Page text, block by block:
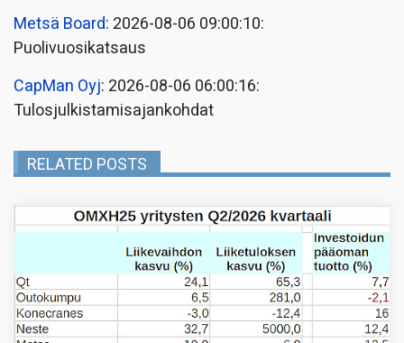
Metsä Board: 2026-08-06 09:00:10:
Puolivuosikatsaus
CapMan Oyj: 2026-08-06 06:00:16:
Tulosjulkistamisajankohdat
RELATED POSTS